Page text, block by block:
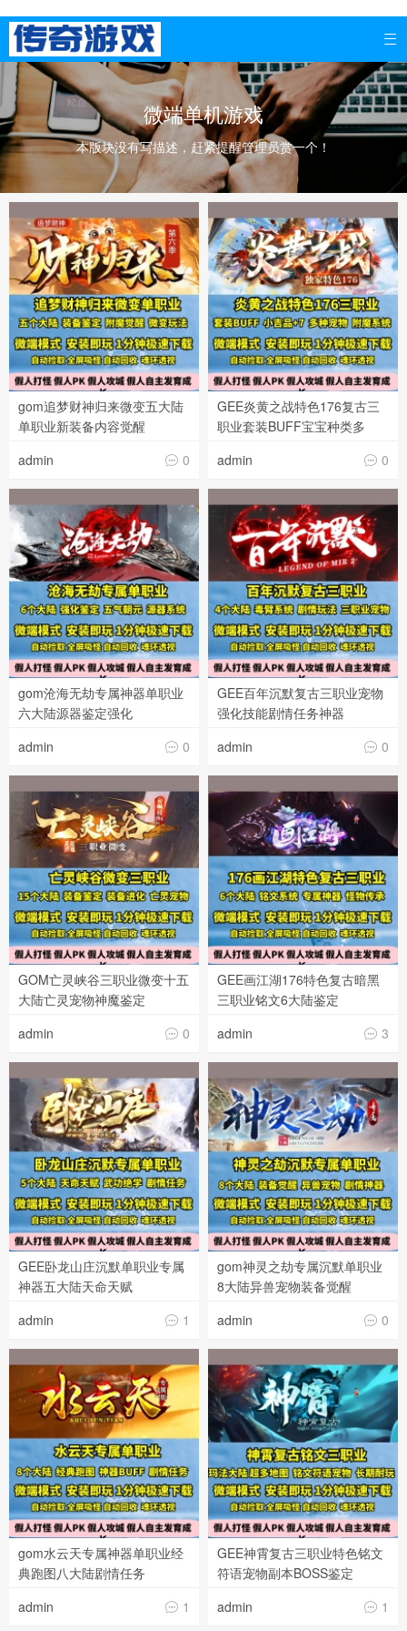

微端单机游戏
本版块没有写描述，赶紧提醒管理员赏一个！
gom追梦财神归来微变五大陆
单职业新装备内容觉醒
 0
admin
GEE炎黄之战特色176复古三
职业套装BUFF宝宝种类多
 0
admin
gom沧海无劫专属神器单职业
六大陆源器鉴定强化
 0
admin
GEE百年沉默复古三职业宠物
强化技能剧情任务神器
 0
admin
GOM亡灵峡谷三职业微变十五
大陆亡灵宠物神魔鉴定
 0
admin
GEE画江湖176特色复古暗黑
三职业铭文6大陆鉴定
 3
admin
GEE卧龙山庄沉默单职业专属
神器五大陆天命天赋
 1
admin
gom神灵之劫专属沉默单职业
8大陆异兽宠物装备觉醒
 0
admin
gom水云天专属神器单职业经
典跑图八大陆剧情任务
 1
admin
GEE神霄复古三职业特色铭文
符语宠物副本BOSS鉴定
 1
admin